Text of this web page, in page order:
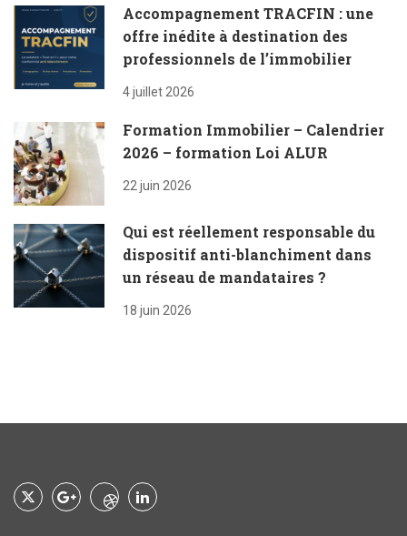
Accompagnement TRACFIN : une
offre inédite à destination des
professionnels de l’immobilier
4 juillet 2026
Formation Immobilier – Calendrier
2026 – formation Loi ALUR
22 juin 2026
Qui est réellement responsable du
dispositif anti-blanchiment dans
un réseau de mandataires ?
18 juin 2026